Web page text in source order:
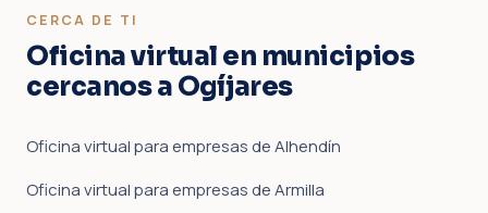
CERCA DE TI
Oficina virtual en municipios
cercanos a Ogíjares
Oficina virtual para empresas de Alhendín
Oficina virtual para empresas de Armilla